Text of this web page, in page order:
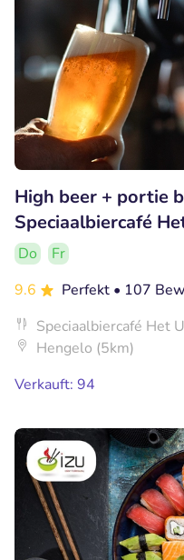
High beer + portie
Speciaalbiercafé
Do
Fr
9.6
Perfekt • 107
Speciaalbiercafé Het
Hengelo (5km)
Verkauft: 94